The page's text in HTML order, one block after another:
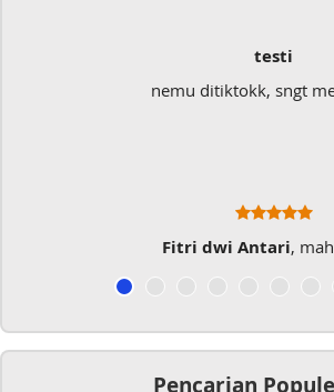
testi
nemu ditiktokk, sngt
Fitri dwi Antari,
Pencarian